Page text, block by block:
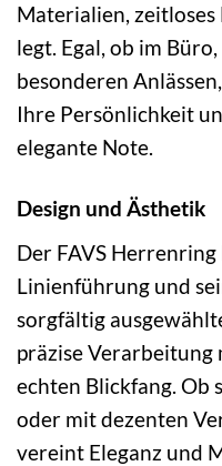
Materialien,
legt. Egal, ob im
besonderen
Ihre Persönlichkeit
elegante Note.
Design und Ästhetik
Der FAVS
Linienführung und
sorgfältig
präzise Verarbeitung
echten Blickfang. Ob
oder mit dezenten
vereint Eleganz und